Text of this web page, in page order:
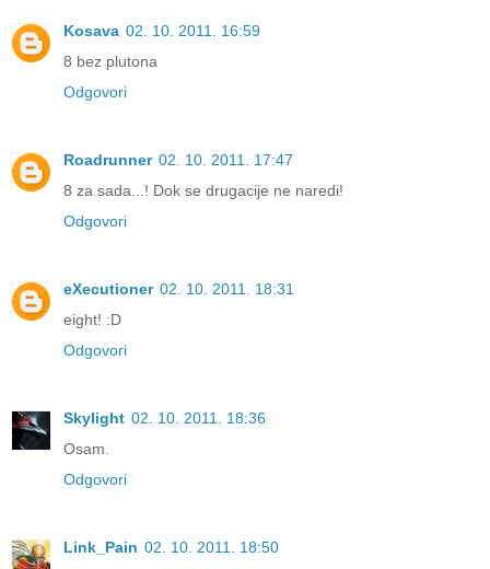
Kosava 02. 10. 2011. 16:59
8 bez plutona
Odgovori
Roadrunner 02. 10. 2011. 17:47
8 za sada...! Dok se drugacije ne naredi!
Odgovori
eXecutioner 02. 10. 2011. 18:31
eight! :D
Odgovori
Skylight 02. 10. 2011. 18:36
Osam.
Odgovori
Link_Pain 02. 10. 2011. 18:50